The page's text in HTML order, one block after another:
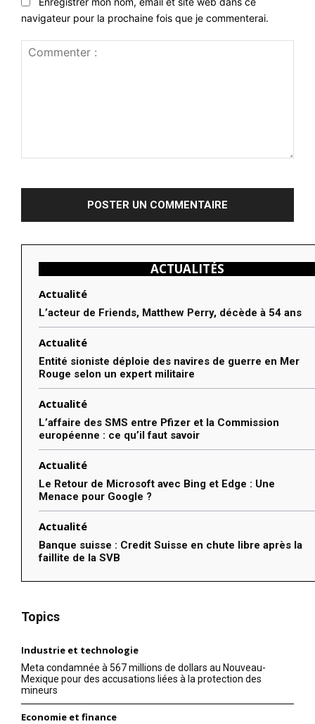
navigateur pour la prochaine fois que je commenterai.
ACTUALITÉS
Actualité
L’acteur de Friends, Matthew Perry, décède à 54 ans
Actualité
Entité sioniste déploie des navires de guerre en Mer
Rouge selon un expert militaire
Actualité
L’affaire des SMS entre Pfizer et la Commission
européenne : ce qu’il faut savoir
Actualité
Le Retour de Microsoft avec Bing et Edge : Une
Menace pour Google ?
Actualité
Banque suisse : Credit Suisse en chute libre après la
faillite de la SVB
Topics
Industrie et technologie
Meta condamnée à 567 millions de dollars au Nouveau-
Mexique pour des accusations liées à la protection des
mineurs
Economie et finance